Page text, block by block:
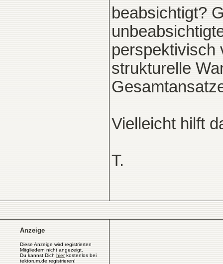
beabsichtigt?
perspektivisch
strukturelle
Vielleicht hilft
T.
Anzeige
Diese Anzeige wird registrierten
Mitgliedern nicht angezeigt.
Du kannst Dich hierkostenlos bei
tektorum.de registrieren!